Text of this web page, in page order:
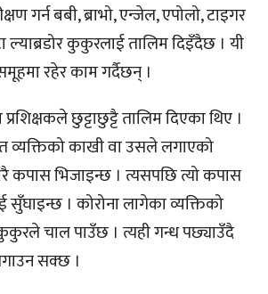
गर्न बबी, ब्राभो, एन्जेल, एपोलो, टाइगर
ल्याब्रडोर कुकुरलाई तालिम दिइँदैछ । यी
रहेर काम गर्दैछन् ।
छुट्टाछुट्टै तालिम दिएका थिए ।
व्यक्तिको काखी वा उसले लगाएको
कपास भिजाइन्छ । त्यसपछि त्यो कपास
। कोरोना लागेका व्यक्तिको
चाल पाउँछ । त्यही गन्ध पछ्याउँदै
सक्छ ।